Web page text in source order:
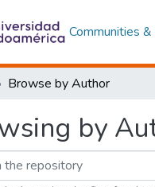
Communities
Browse by Author
by